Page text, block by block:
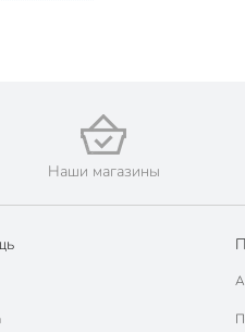
Наши магазины